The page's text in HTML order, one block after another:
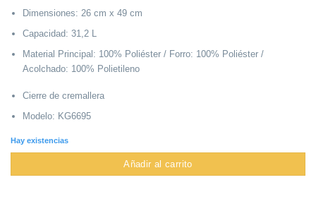
Dimensiones: 26 cm x 49 cm
Capacidad: 31,2 L
Material Principal: 100% Poliéster / Forro: 100% Poliéster /
Acolchado: 100% Polietileno
Cierre de cremallera
Modelo: KG6695
Hay existencias
Añadir al carrito